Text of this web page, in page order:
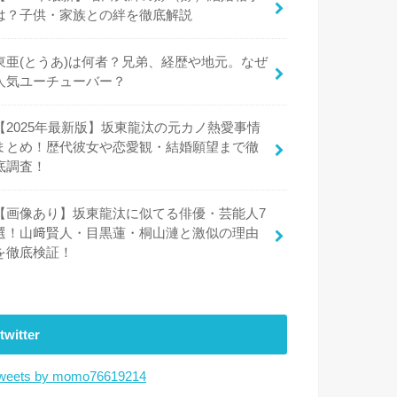
？子供・家族との絆を徹底解説
亜(とうあ)は何者？兄弟、経歴や地元。なぜ
気ユーチューバー？
2025年最新版】坂東龍汰の元カノ熱愛事情
とめ！歴代彼女や恋愛観・結婚願望まで徹
調査！
画像あり】坂東龍汰に似てる俳優・芸能人7
！山﨑賢人・目黒蓮・桐山漣と激似の理由
徹底検証！
twitter
by momo76619214